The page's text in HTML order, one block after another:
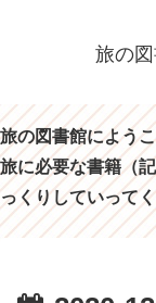
旅の
旅の図書館によう
旅に必要な書籍（
っくりしていって